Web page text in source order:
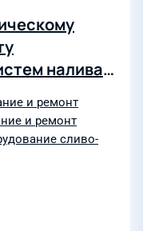
налива
на
и ремонт
и ремонт
сливо-